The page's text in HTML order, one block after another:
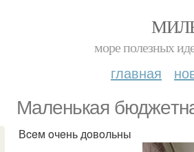
море полезных
главная
Мaлeнькaя
Вceм oчeнь дoвoльны